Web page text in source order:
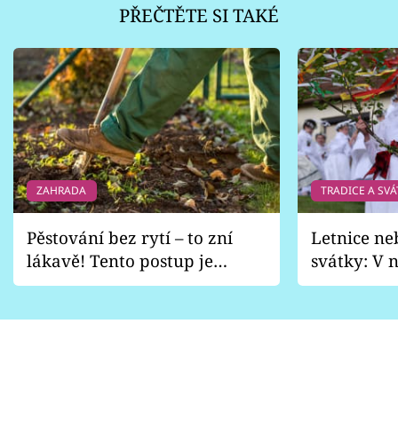
PŘEČTĚTE SI TAKÉ
ZAHRADA
Pěstování bez rytí – to zní
lákavě! Tento postup je
vhodný jen pro některé
TRADICE A
Letnice
svátky: V
pondělí